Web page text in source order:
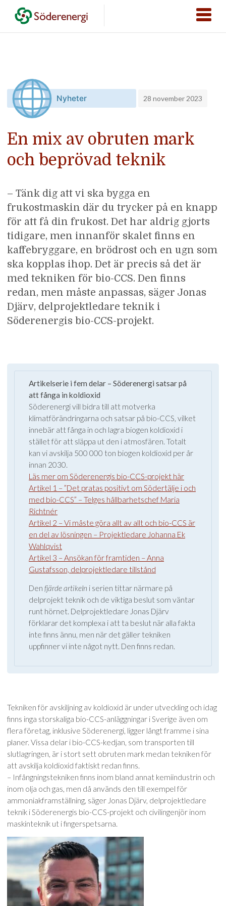
28 november 2023
En mix av obruten mark
och beprövad teknik
– Tänk dig att vi ska bygga en
frukostmaskin där du trycker på en knapp
för att få din frukost. Det har aldrig gjorts
tidigare, men innanför skalet finns en
kaffebryggare, en brödrost och en ugn som
ska kopplas ihop. Det är precis så det är
med tekniken för bio-CCS. Den finns
redan, men måste anpassas, säger Jonas
Djärv, delprojektledare teknik i
Söderenergis bio-CCS-projekt.
Artikelserie i fem delar – Söderenergi satsar på
att fånga in koldioxid
Söderenergi vill bidra till att motverka
klimatförändringarna och satsar på bio-CCS, vilket
innebär att fånga in och lagra biogen koldioxid i
stället för att släppa ut den i atmosfären. Totalt
kan vi avskilja 500 000 ton biogen koldioxid per år
innan 2030.
Läs mer om Söderenergis bio-CCS-projekt här
Artikel 1 – ”Det pratas positivt om Södertälje i och
med bio-CCS” – Telges hållbarhetschef Maria
Richtnér
Artikel 2 – Vi måste göra allt av allt och bio-CCS är
en del av lösningen – Projektledare Johanna Ek
Wahlqvist
Artikel 3 – Ansökan för framtiden – Anna
Gustafsson, delprojektledare tillstånd
Den fjärde artikeln i serien tittar närmare på
delprojekt teknik och de viktiga beslut som väntar
runt hörnet. Delprojektledare Jonas Djärv
förklarar det komplexa i att ta beslut när alla fakta
inte finns ännu, men när det gäller tekniken
uppfinner vi inte något nytt. Den finns redan.
Tekniken för avskiljning av koldioxid är under utveckling och idag
finns inga storskaliga bio-CCS-anläggningar i Sverige även om
flera företag, inklusive Söderenergi, ligger långt framme i sina
planer. Vissa delar i bio-CCS-kedjan, som transporten till
slutlagringen, är i stort sett obruten mark medan tekniken för
att avskilja koldioxid faktiskt redan finns.
– Infångningstekniken finns inom bland annat kemiindustrin och
inom olja och gas, men då används den till exempel för
ammoniakframställning, säger Jonas Djärv, delprojektledare
teknik i Söderenergis bio-CCS-projekt och civilingenjör inom
maskinteknik ut i fingerspetsarna.